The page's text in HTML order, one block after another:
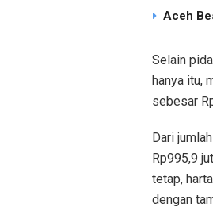
Aceh
Selain
hanya itu,
sebesar
Dari
Rp995,9
tetap,
dengan